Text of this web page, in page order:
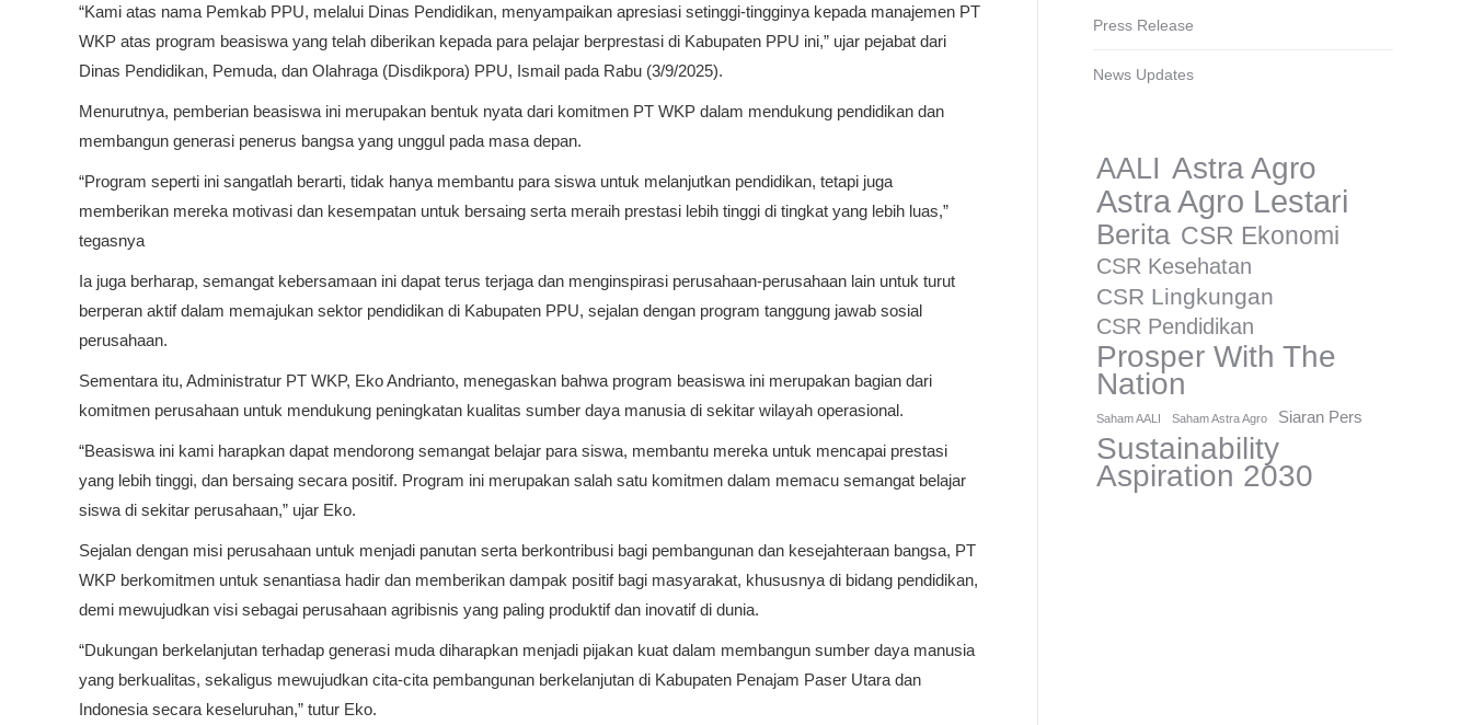
“Kami atas nama Pemkab PPU, melalui Dinas Pendidikan, menyampaikan apresiasi setinggi-tingginya kepada manajemen PT
WKP atas program beasiswa yang telah diberikan kepada para pelajar berprestasi di Kabupaten PPU ini,” ujar pejabat dari
Dinas Pendidikan, Pemuda, dan Olahraga (Disdikpora) PPU, Ismail pada Rabu (3/9/2025).
Menurutnya, pemberian beasiswa ini merupakan bentuk nyata dari komitmen PT WKP dalam mendukung pendidikan dan
membangun generasi penerus bangsa yang unggul pada masa depan.
“Program seperti ini sangatlah berarti, tidak hanya membantu para siswa untuk melanjutkan pendidikan, tetapi juga
memberikan mereka motivasi dan kesempatan untuk bersaing serta meraih prestasi lebih tinggi di tingkat yang lebih luas,”
tegasnya
Ia juga berharap, semangat kebersamaan ini dapat terus terjaga dan menginspirasi perusahaan-perusahaan lain untuk turut
berperan aktif dalam memajukan sektor pendidikan di Kabupaten PPU, sejalan dengan program tanggung jawab sosial
perusahaan.
Sementara itu, Administratur PT WKP, Eko Andrianto, menegaskan bahwa program beasiswa ini merupakan bagian dari
komitmen perusahaan untuk mendukung peningkatan kualitas sumber daya manusia di sekitar wilayah operasional.
“Beasiswa ini kami harapkan dapat mendorong semangat belajar para siswa, membantu mereka untuk mencapai prestasi
yang lebih tinggi, dan bersaing secara positif. Program ini merupakan salah satu komitmen dalam memacu semangat belajar
siswa di sekitar perusahaan,” ujar Eko.
Sejalan dengan misi perusahaan untuk menjadi panutan serta berkontribusi bagi pembangunan dan kesejahteraan bangsa, PT
WKP berkomitmen untuk senantiasa hadir dan memberikan dampak positif bagi masyarakat, khususnya di bidang pendidikan,
demi mewujudkan visi sebagai perusahaan agribisnis yang paling produktif dan inovatif di dunia.
“Dukungan berkelanjutan terhadap generasi muda diharapkan menjadi pijakan kuat dalam membangun sumber daya manusia
yang berkualitas, sekaligus mewujudkan cita-cita pembangunan berkelanjutan di Kabupaten Penajam Paser Utara dan
Indonesia secara keseluruhan,” tutur Eko.
Press Release
News Updates
AALI Astra Agro
Astra Agro Lestari
Berita CSR Ekonomi
CSR Kesehatan
CSR Lingkungan
CSR Pendidikan
Prosper With The
Nation
Saham AALI Saham Astra Agro Siaran Pers
Sustainability
Aspiration 2030